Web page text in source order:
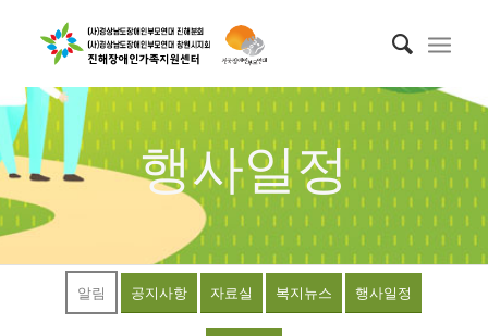
행사일정
알림 공지사항 자료실 복지뉴스 행사일정